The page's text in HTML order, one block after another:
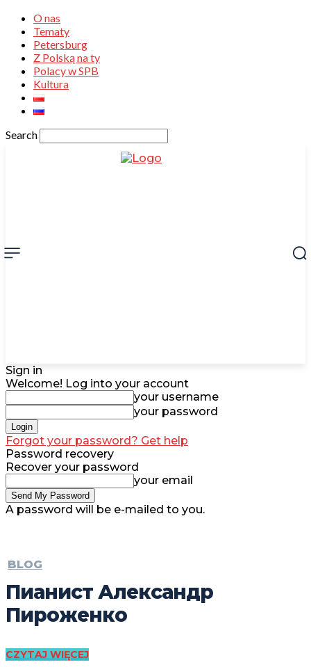
O nas
Tematy
Petersburg
Z Polską na ty
Polacy w SPB
Kultura
Search
Sign in
Welcome! Log into your account
your username
your password
Forgot your password? Get help
Password recovery
Recover your password
your email
A password will be e-mailed to you.
BLOG
Пианист Александр
Пироженко
CZYTAJ WIĘCEJ